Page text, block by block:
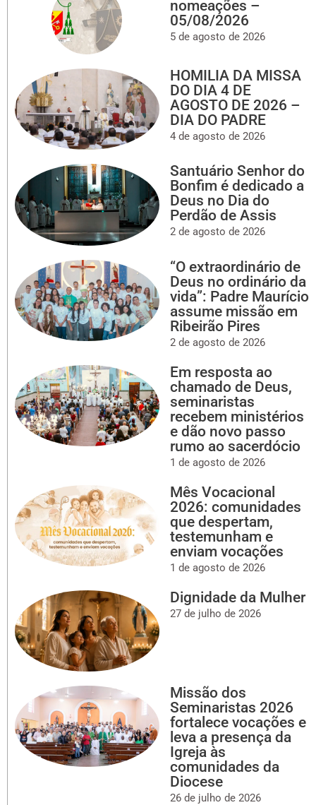
nomeações –
05/08/2026
5 de agosto de 2026
HOMILIA DA MISSA
DO DIA 4 DE
AGOSTO DE 2026 –
DIA DO PADRE
4 de agosto de 2026
Santuário Senhor do
Bonfim é dedicado a
Deus no Dia do
Perdão de Assis
2 de agosto de 2026
“O extraordinário de
Deus no ordinário da
vida”: Padre Maurício
assume missão em
Ribeirão Pires
2 de agosto de 2026
Em resposta ao
chamado de Deus,
seminaristas
recebem ministérios
e dão novo passo
rumo ao sacerdócio
1 de agosto de 2026
Mês Vocacional
2026: comunidades
que despertam,
testemunham e
enviam vocações
1 de agosto de 2026
Dignidade da Mulher
27 de julho de 2026
Missão dos
Seminaristas 2026
fortalece vocações e
leva a presença da
Igreja às
comunidades da
Diocese
26 de julho de 2026